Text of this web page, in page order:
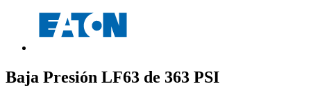
Baja Presión LF63 de 363 PSI